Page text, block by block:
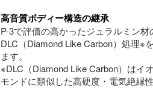
高音質ボディー構造の継承
P-3で評価の高かったジュラルミン材
DLC（Diamond Like Carbon）処理※
ます。
※DLC（Diamond Like Carbon）はイ
モンドに類似した高硬度・電気絶縁